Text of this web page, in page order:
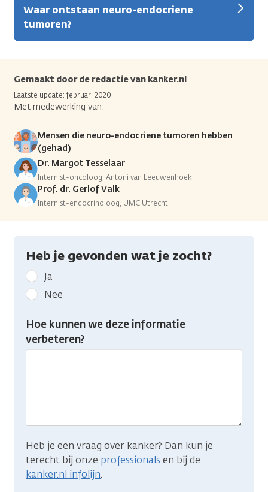
Waar ontstaan neuro-endocriene
tumoren?
Gemaakt door de redactie van kanker.nl
Laatste update: februari 2020
Met medewerking van:
Mensen die neuro-endocriene tumoren hebben
(gehad)
Dr. Margot Tesselaar
Internist-oncoloog, Antoni van Leeuwenhoek
Prof. dr. Gerlof Valk
Internist-endocrinoloog, UMC Utrecht
Heb je gevonden wat je zocht?
Geef
kanker.nl
feedback:
Heb
gevonden
Ja
Nee
Hoe kunnen we deze informatie
verbeteren?
Heb je een vraag over kanker? Dan kun je
terecht bij onze professionals en bij de
kanker.nl infolijn.